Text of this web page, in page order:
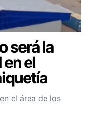
será la
el
el área de los